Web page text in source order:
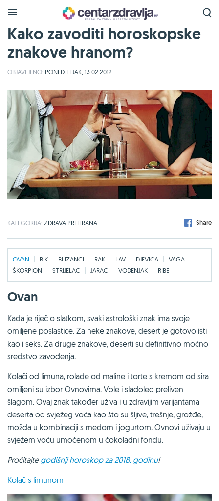
Kako zavoditi horoskopske
znakove hranom?
OBJAVLJENO: PONEDJELJAK, 13.02.2012.
KATEGORIJA: ZDRAVA PREHRANA Share
OVAN BIK BLIZANCI RAK LAV DJEVICA
VAGA
ŠKORPION
STRIJELAC JARAC VODENJAK RIBE
Ovan
Kada je riječ o slatkom, svaki astrološki znak ima svoje
omiljene poslastice. Za neke znakove, desert je gotovo isti
kao i seks. Za druge znakove, deserti su definitivno moćno
sredstvo zavođenja.
Kolači od limuna, rolade od maline i torte s kremom od sira
omiljeni su izbor Ovnovima. Vole i sladoled preliven
šlagom. Ovaj znak također uživa i u zdravijim varijantama
deserta od svježeg voća kao što su šljive, trešnje, grožđe,
možda u kombinaciji s medom i jogurtom. Ovnovi uživaju u
svježem voću umočenom u čokoladni fondu.
Pročitajte godišnji horoskop za 2018. godinu!
Kolač s limunom